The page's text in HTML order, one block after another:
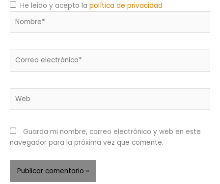
He leido y acepto la política de privacidad
electrónico*
Guarda mi nombre, correo electrónico y web en este
navegador para la próxima vez que comente.